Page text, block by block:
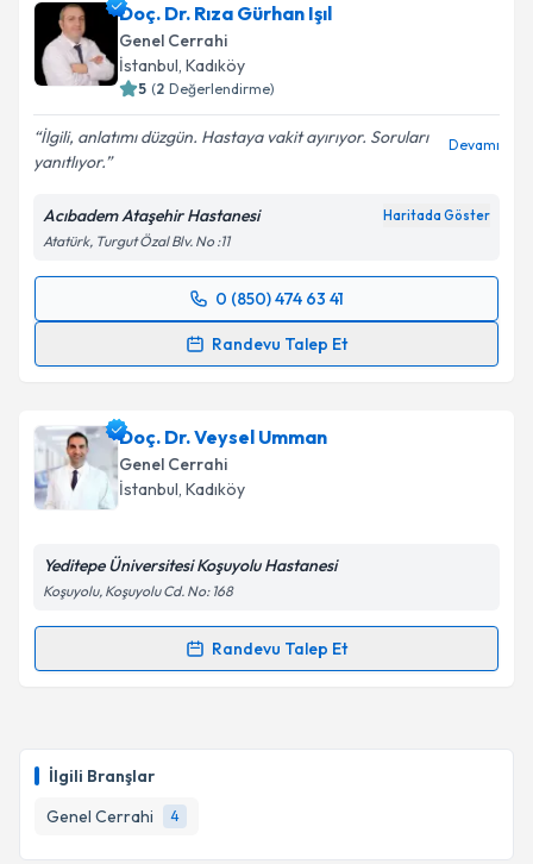
İlgili Branşlar
Genel Cerrahi
4
Doç. Dr. Rıza Gürhan Işıl
Genel Cerrahi
İstanbul, Kadıköy
5 (2 Değerlendirme)
İlgili, anlatımı düzgün. Hastaya vakit ayırıyor. Soruları
yanıtlıyor.
Devamı
Acıbadem Ataşehir Hastanesi Haritada Göster
Atatürk, Turgut Özal Blv. No :11
0 (850) 474 63 41
Randevu Talep Et
Randevu Takvimi Talebi
takvim hazırlandığında e-posta ile bilgilendireceğiz.
E-posta Adresiniz
Kişisel verilerimin işlenmesine ilişkin
Metni'ni okudum ve kişisel verilerimin belirtilen
kapsamda işlenmesini kabul ediyorum.
Doç. Dr. Veysel Umman
Genel Cerrahi
İstanbul, Kadıköy
Yeditepe Üniversitesi Koşuyolu Hastanesi
Koşuyolu, Koşuyolu Cd. No: 168
Randevu Talep Et
Randevu Takvimi Talebi
takvim hazırlandığında e-posta ile bilgilendireceğiz.
E-posta Adresiniz